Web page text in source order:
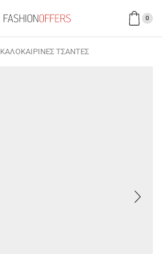
0
ΚΑΛΟΚΑΙΡΙΝΕΣ ΤΣΑΝΤΕΣ